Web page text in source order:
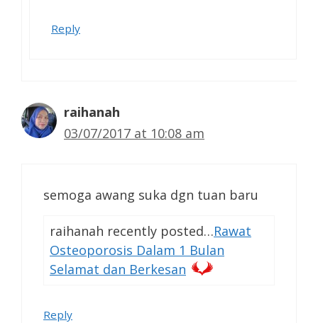
Reply
raihanah
03/07/2017 at 10:08 am
semoga awang suka dgn tuan baru
raihanah recently posted…Rawat
Osteoporosis Dalam 1 Bulan
Selamat dan Berkesan
Reply